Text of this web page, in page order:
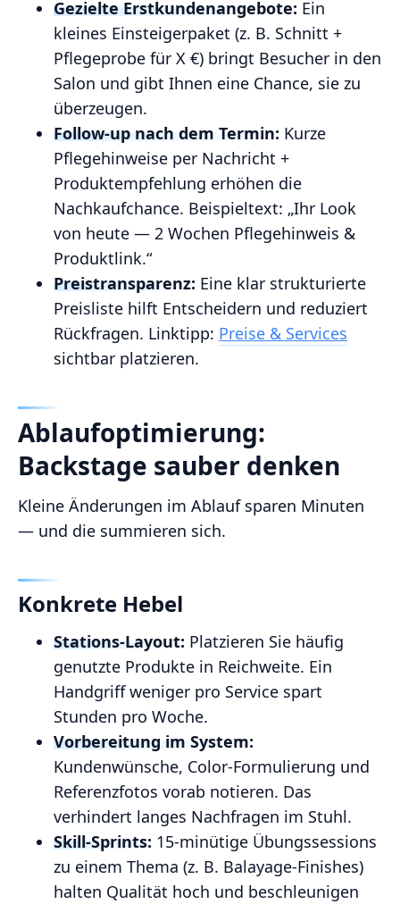
Gezielte Erstkundenangebote: Ein
kleines Einsteigerpaket (z. B. Schnitt +
Pflegeprobe für X €) bringt Besucher in den
Salon und gibt Ihnen eine Chance, sie zu
überzeugen.
Follow‑up nach dem Termin: Kurze
Pflegehinweise per Nachricht +
Produktempfehlung erhöhen die
Nachkaufchance. Beispieltext: „Ihr Look
von heute — 2 Wochen Pflegehinweis &
Produktlink.“
Preistransparenz: Eine klar strukturierte
Preisliste hilft Entscheidern und reduziert
Rückfragen. Linktipp: Preise & Services
sichtbar platzieren.
Ablaufoptimierung:
Backstage sauber denken
Kleine Änderungen im Ablauf sparen Minuten
— und die summieren sich.
Konkrete Hebel
Stations‑Layout: Platzieren Sie häufig
genutzte Produkte in Reichweite. Ein
Handgriff weniger pro Service spart
Stunden pro Woche.
Vorbereitung im System:
Kundenwünsche, Color‑Formulierung und
Referenzfotos vorab notieren. Das
verhindert langes Nachfragen im Stuhl.
Skill‑Sprints: 15‑minütige Übungssessions
zu einem Thema (z. B. Balayage‑Finishes)
halten Qualität hoch und beschleunigen